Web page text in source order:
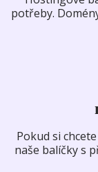
potřeby.
Pokud si
naše balíčky s